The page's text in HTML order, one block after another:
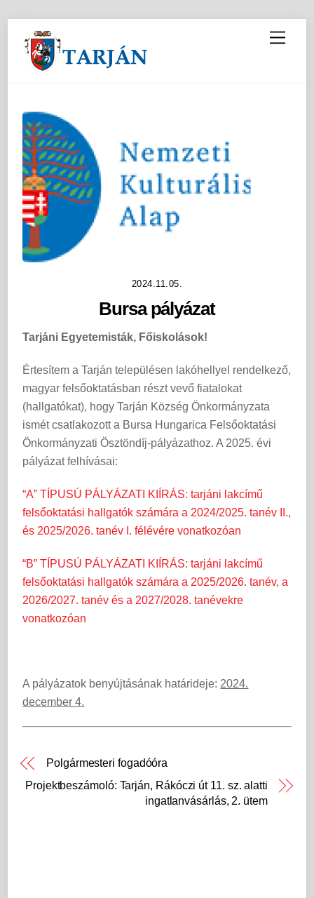
M
e
2024.11.05.
Bursa pályázat
Tarjáni Egyetemisták, Főiskolások!
Értesítem a Tarján településen lakóhellyel rendelkező,
magyar felsőoktatásban részt vevő fiatalokat
(hallgatókat), hogy Tarján Község Önkormányzata
ismét csatlakozott a Bursa Hungarica Felsőoktatási
Önkormányzati Ösztöndíj-pályázathoz. A 2025. évi
pályázat felhívásai:
“A” TÍPUSÚ PÁLYÁZATI KIÍRÁS: tarjáni lakcímű
felsőoktatási hallgatók számára a 2024/2025. tanév II.,
és 2025/2026. tanév I. félévére vonatkozóan
“B” TÍPUSÚ PÁLYÁZATI KIÍRÁS: tarjáni lakcímű
felsőoktatási hallgatók számára a 2025/2026. tanév, a
2026/2027. tanév és a 2027/2028. tanévekre
vonatkozóan
A pályázatok benyújtásának határideje:2024.
december 4.
Polgármesteri fogadóóra
Projektbeszámoló: Tarján, Rákóczi út 11. sz. alatti
ingatlanvásárlás, 2. ütem